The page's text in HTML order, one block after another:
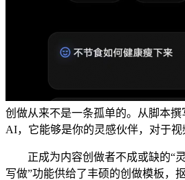
创做从来不是一条孤单的。从脚本
AI，它能够是你的灵感伙伴，对于视
正成为内容创做者不成或缺的“灵
写做”功能供给了丰硕的创做模板，